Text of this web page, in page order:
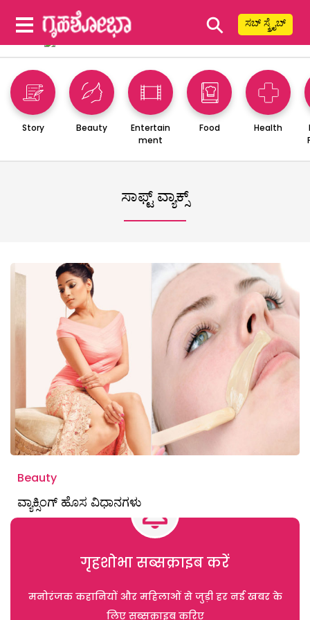
⚲ ಸಬ್ ಸ್ಕ್ರೈಬ್
Story Beauty
Entertain
ment
Food Health
ಸಾಫ್ಟ್ ವ್ಯಾಕ್ಸ್
Beauty
ವ್ಯಾಕ್ಸಿಂಗ್‌ ಹೊಸ ವಿಧಾನಗಳು
गृहशोभा सब्सक्राइब करें
मनोरंजक कहानियों और महिलाओं से जुड़ी हर नई खबर के
लिए सब्सक्राइब करिए